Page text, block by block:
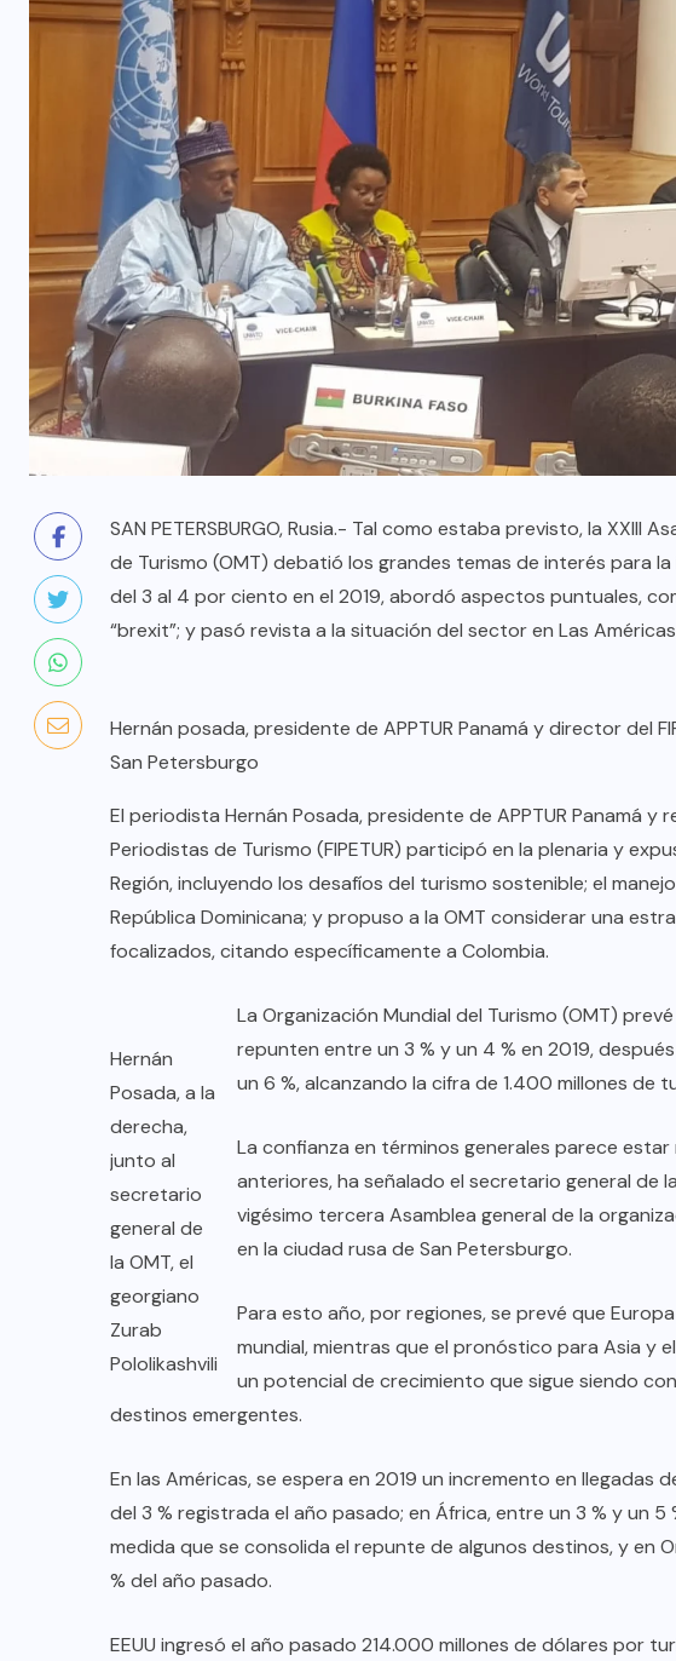
SAN PETERSBURGO, Rusia.- Tal como estaba previsto, la XXIII
de Turismo (OMT) debatió los grandes temas de interés para
del 3 al 4 por ciento en el 2019, abordó aspectos puntuales,
“brexit”; y pasó revista a la situación del sector en Las
Hernán posada, presidente de APPTUR Panamá y director del
San Petersburgo
El periodista Hernán Posada, presidente de APPTUR Panamá
Periodistas de Turismo (FIPETUR) participó en la plenaria y
Región, incluyendo los desafíos del turismo sostenible; el
República Dominicana; y propuso a la OMT considerar una
focalizados, citando específicamente a Colombia.
Hernán
Posada, a la
derecha,
junto al
secretario
general de
la OMT, el
georgiano
Zurab
Pololikashvili
La Organización Mundial del Turismo (OMT)
repunten entre un 3 % y un 4 % en 2019,
un 6 %, alcanzando la cifra de 1.400 millones de
La confianza en términos generales parece
anteriores, ha señalado el secretario general de
vigésimo tercera Asamblea general de la
en la ciudad rusa de San Petersburgo.
Para esto año, por regiones, se prevé que
mundial, mientras que el pronóstico para Asia y
un potencial de crecimiento que sigue siendo
destinos emergentes.
En las Américas, se espera en 2019 un incremento en llegadas
del 3 % registrada el año pasado; en África, entre un 3 % y un 5
medida que se consolida el repunte de algunos destinos, y en
% del año pasado.
EEUU ingresó el año pasado 214.000 millones de dólares por
EL FIN DEL MILAGRO BOHEMIO:
TULUM EN BANCARROTA
TURÍSTICA POR ABUSOS Y FALTA
DE PLANEACIÓN
de